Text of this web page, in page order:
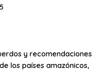
y recomendaciones
los países amazónicos,